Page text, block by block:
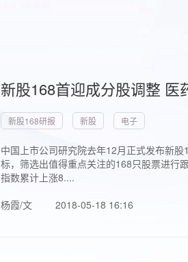
新股168首迎成分股调整 医
新股168研报 新股 电子
中国上市公司研究院去年12月正式发布新
标，筛选出值得重点关注的168只股票进行
指数累计上涨8....
杨霞/文
2018-05-18 16:16